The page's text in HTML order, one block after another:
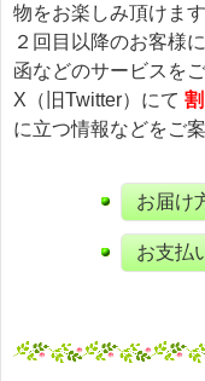
物をお楽しみ頂けます
２回目以降のお客様
函などのサービスを
X（旧Twitter）にて
に立つ情報などをご
お届け
お支払